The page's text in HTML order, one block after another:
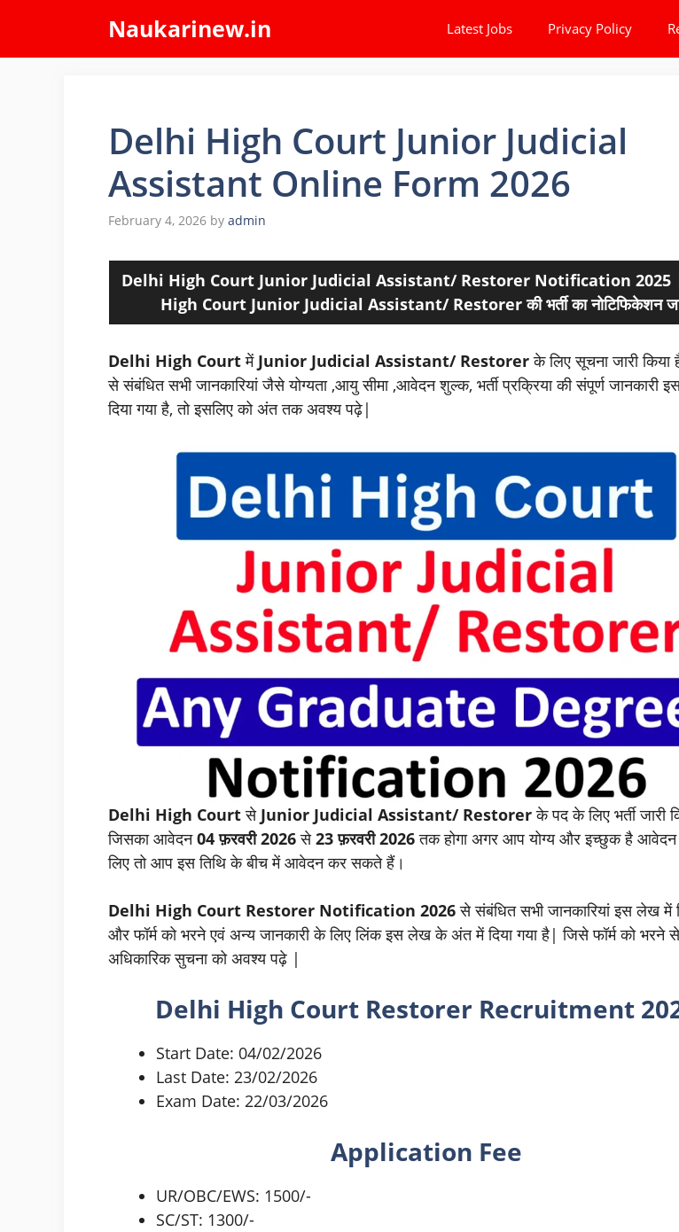
content
Naukarinew.in Latest Jobs Privacy Policy
Delhi High Court Junior Judicial
Assistant Online Form 2026
February 4, 2026 by admin
Delhi High Court Junior Judicial Assistant/ Restorer Notification 2025
High Court Junior Judicial Assistant/ Restorer की भर्ती का नोटिफिकेशन
Delhi High Courtमें Junior Judicial Assistant/ Restorerके लिए सूचना जारी किया
से संबंधित सभी जानकारियां जैसे योग्यता ,आयु सीमा ,आवेदन शुल्क, भर्ती प्रक्रिया की संपूर्ण जानकारी
दिया गया है, तो इसलिए को अंत तक अवश्य पढ़े|
Delhi High Courtसे Junior Judicial Assistant/ Restorerके पद के लिए भर्ती जारी
जिसका आवेदन04फ़रवरी2026से23फ़रवरी 2026तक होगा अगर आप योग्य और इच्छुक है
लिए तो आप इस तिथि के बीच में आवेदन कर सकते हैं।
Delhi High Court Restorer Notification 2026से संबंधित सभी जानकारियां इस लेख में
और फॉर्म को भरने एवं अन्य जानकारी के लिए लिंक इस लेख के अंत में दिया गया है| जिसे फॉर्म को भरने
अधिकारिक सुचना को अवश्य पढ़े |
Delhi High Court Restorer Recruitment
Start Date: 04/02/2026
Last Date: 23/02/2026
Exam Date: 22/03/2026
Application Fee
UR/OBC/EWS: 1500/-
SC/ST: 1300/-